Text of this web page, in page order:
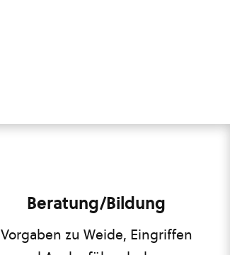
Beratung/Bildung
Vorgaben zu Weide, Eingriffen